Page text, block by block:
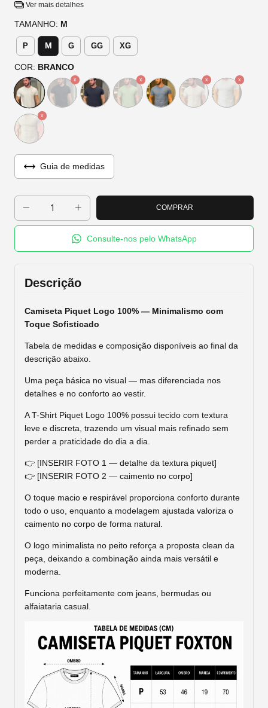
Ver mais detalhes
TAMANHO: M
P M G GG XG
COR: BRANCO
Guia de medidas
Consulte-nos pelo WhatsApp
Descrição
Camiseta Piquet Logo 100% — Minimalismo com
Toque Sofisticado
Tabela de medidas e composição disponíveis ao final da
descrição abaixo.
Uma peça básica no visual — mas diferenciada nos
detalhes e no conforto ao vestir.
A T-Shirt Piquet Logo 100% possui tecido com textura
leve e discreta, trazendo um visual mais refinado sem
perder a praticidade do dia a dia.
👉 [INSERIR FOTO 1 — detalhe da textura piquet]
👉 [INSERIR FOTO 2 — caimento no corpo]
O toque macio e respirável proporciona conforto durante
todo o uso, enquanto a modelagem ajustada valoriza o
caimento no corpo de forma natural.
O logo minimalista no peito reforça a proposta clean da
peça, deixando a combinação ainda mais versátil e
moderna.
Funciona perfeitamente com jeans, bermudas ou
alfaiataria casual.